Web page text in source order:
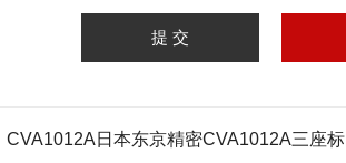
CVA1012A日本东京精密CVA1012A三座标测量机